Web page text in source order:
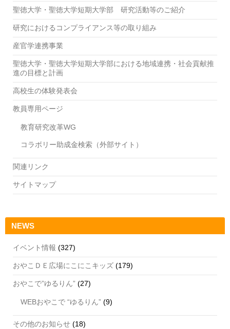
聖徳大学・聖徳大学短期大学部 研究活動等のご紹介
研究におけるコンプライアンス等の取り組み
産官学連携事業
聖徳大学・聖徳大学短期大学部における地域連携・社会貢献推
進の目標と計画
高校生の体験発表会
教員専用ページ
教育研究改革WG
コラボリー助成金検索（外部サイト）
関連リンク
サイトマップ
NEWS
イベント情報 (327)
おやこＤＥ広場にこにこキッズ (179)
おやこで”ゆるりん” (27)
WEBおやこで “ゆるりん” (9)
その他のお知らせ (18)